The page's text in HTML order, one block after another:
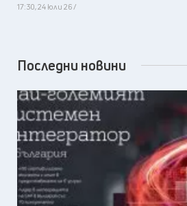
17:30, 24 юли 26 /
Последни новини